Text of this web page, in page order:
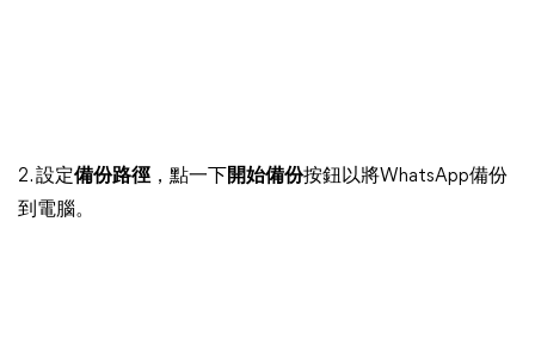
2. 設定備份路徑 ，點一下 開始備份按鈕以將WhatsApp備份
到電腦。